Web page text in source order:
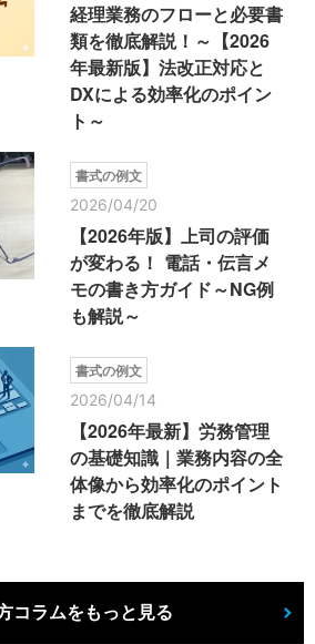
経理業務のフローと必要書
類を徹底解説！～【2026
年最新版】法改正対応と
DXによる効率化のポイン
ト～
書式の例文
2026/04/20
【2026年版】上司の評価
が変わる！ 電話・伝言メ
モの書き方ガイド～NG例
も解説～
書式の例文
2026/04/14
【2026年最新】労務管理
の基礎知識｜業務内容の全
体像から効率化のポイント
までを徹底解説
コラムをもっと見る